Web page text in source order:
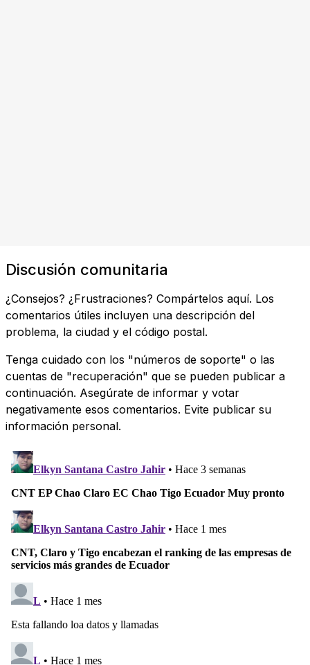
Discusión comunitaria
¿Consejos? ¿Frustraciones? Compártelos aquí. Los
comentarios útiles incluyen una descripción del
problema, la ciudad y el código postal.
Tenga cuidado con los "números de soporte" o las
cuentas de "recuperación" que se pueden publicar a
continuación. Asegúrate de informar y votar
negativamente esos comentarios. Evite publicar su
información personal.